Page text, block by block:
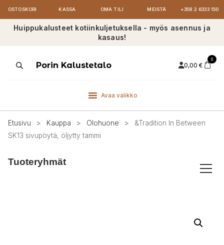
OSTOSKORI KASSA OMA TILI MEISTÄ +358 2 6333 150
Huippukalusteet kotiinkuljetuksella - myös asennus ja
kasaus!
ProductsPorin Kalustetalo 0,00 €
0
Avaa valikko
Etusivu > Kauppa > Olohuone >
&Tradition In Between
SK13 sivupöytä, öljytty tammi
Tuoteryhmät